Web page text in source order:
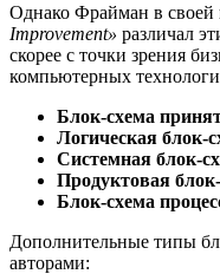
Однако Фрайман в своей
Improvement» различал
скорее с точки зрения
компьютерных
Блок-схема
Логическая блок-
Системная блок-
Продуктовая
Блок-схема
Дополнительные типы
авторами: